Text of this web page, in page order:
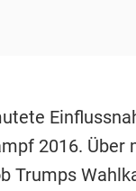
2016. Über
Trumps